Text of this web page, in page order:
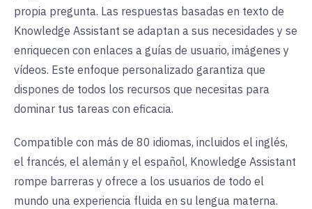
propia pregunta. Las respuestas basadas en texto de
Knowledge Assistant se adaptan a sus necesidades y se
enriquecen con enlaces a guías de usuario, imágenes y
vídeos. Este enfoque personalizado garantiza que
dispones de todos los recursos que necesitas para
dominar tus tareas con eficacia.
Compatible con más de 80 idiomas, incluidos el inglés,
el francés, el alemán y el español, Knowledge Assistant
rompe barreras y ofrece a los usuarios de todo el
mundo una experiencia fluida en su lengua materna.